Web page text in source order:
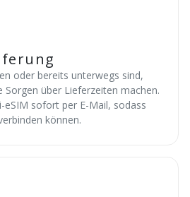
oder bereits unterwegs sind,
Sorgen über Lieferzeiten machen.
eSIM sofort per E-Mail, sodass
können.